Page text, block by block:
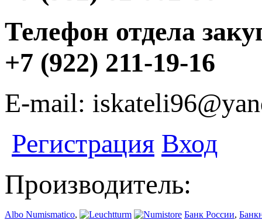
Телефон отдела
+7 (922) 211-19-16
E-mail:
Регистрация Вход
Производитель:
Albo Numismatico, Банк России,